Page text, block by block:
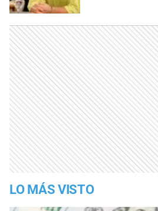
LO MÁS VISTO